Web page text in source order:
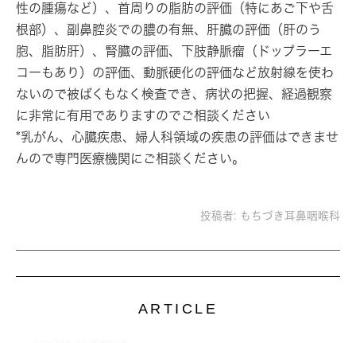
性の腫瘍など）、首周りの脂肪の評価（特にあご下や舌
根部）、副鼻腔炎での膿の有無、肝臓の評価（肝のう
胞、脂肪肝）、腎臓の評価、下肢静脈瘤（ドップラーエ
コーもあり）の評価、動脈硬化の評価など放射線を使わ
ないので被ばくもなく検査でき、病状の把握、経過観察
に非常に有用でありますのでご相談ください
*乳がん、心臓疾患、婦人科領域の疾患の評価はできませ
んので専門医療機関にご相談ください。
投稿者: もちづき耳鼻咽喉科
ARTICLE